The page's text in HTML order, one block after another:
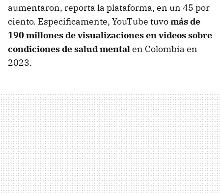
aumentaron, reporta la plataforma, en un 45 por
ciento. Específicamente, YouTube tuvomás de
190 millones de visualizaciones en videos sobre
condiciones de salud mentalen Colombia en
2023.